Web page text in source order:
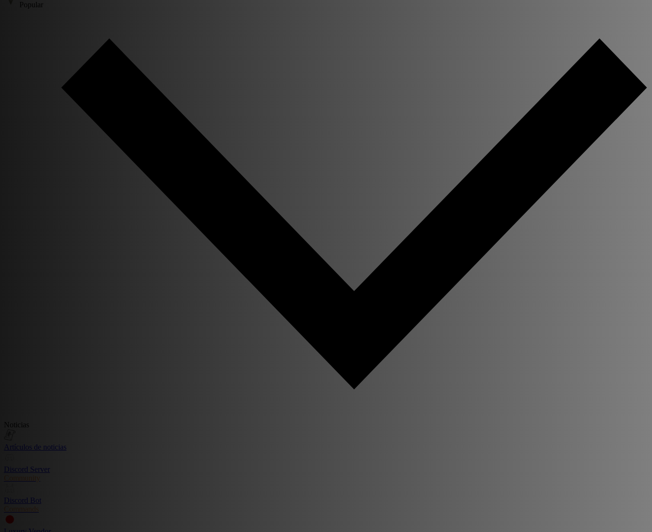
Popular
Noticias
Artículos de noticias
Discord Server
Community
Discord Bot